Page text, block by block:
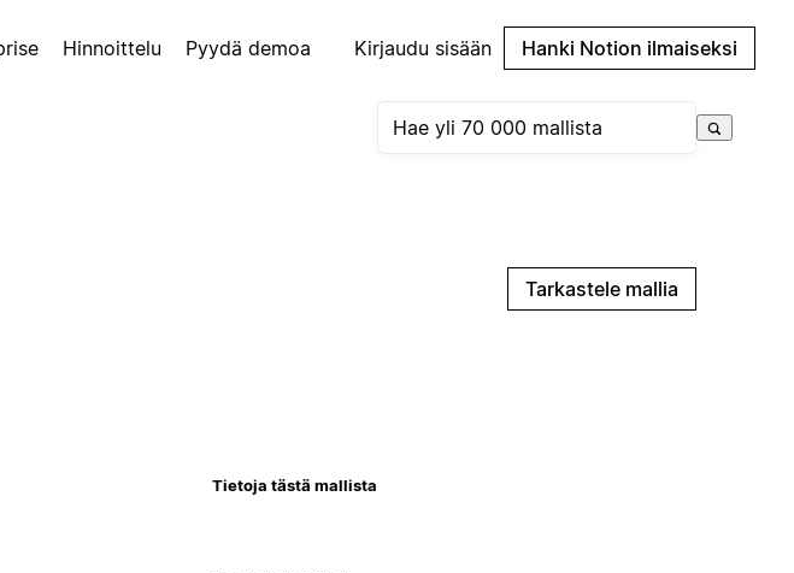
Hinnoittelu Pyydä demoa Kirjaudu sisään Hanki Notion ilmaiseksi
Tarkastele mallia
Tietoja tästä mallista